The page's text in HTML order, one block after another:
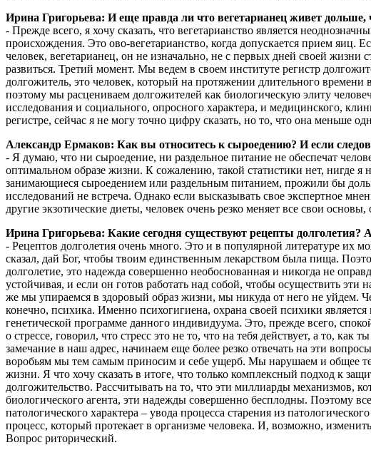
Ирина Григорьева: И еще правда ли что вегетарианец живет
- Прежде всего, я хочу сказать, что вегетарианство является
происхождения. Это ово-вегетарианство, когда допускается прием яиц.
человек, вегетарианец, он не изначально, не с первых дней своей
развиться. Третий момент. Мы ведем в своем институте регистр
долгожитель, это человек, который на протяжении длительного
поэтому мы расцениваем долгожителей как биологическую элиту
исследования и социального, опросного характера, и медицинского,
регистре, сейчас я не могу точно цифру сказать, но то, что она меньше
Александр Ермаков: Как вы относитесь к сыроедению? И если
- Я думаю, что ни сыроедение, ни раздельное питание не обеспечат
оптимальном образе жизни. К сожалению, такой статистики нет, нигде
занимающиеся сыроедением или раздельным питанием, прожили бы
исследований не встреча. Однако если высказывать свое экспертное
другие экзотические диеты, человек очень резко меняет все свои
Ирина Григорьева: Какие сегодня существуют рецепты долголетия? А
- Рецептов долголетия очень много. Это и в популярной литературе их
сказал, дай Бог, чтобы твоим единственным лекарством была пища.
долголетие, это надежда совершенно необоснованная и никогда не
устойчивая, и если он готов работать над собой, чтобы осуществить
же мы упираемся в здоровый образ жизни, мы никуда от него не уйдем.
конечно, психика. Именно психогигиена, охрана своей психики
генетической программе данного индивидуума. Это, прежде всего,
о стрессе, говорил, что стресс это не то, что на тебя действует, а то,
замечание в наш адрес, начинаем еще более резко отвечать на эти
воробьям мы тем самым приносим и себе ущерб. Мы нарушаем и общее
жизни. Я что хочу сказать в итоге, что только комплексный подход к
долгожительство. Рассчитывать на то, что эти миллиарды механизмов,
биологического агента, эти надежды совершенно бесплодны. Поэтому
патологического характера – увода процесса старения из
процесс, который протекает в организме человека. И, возможно,
Вопрос риторический.